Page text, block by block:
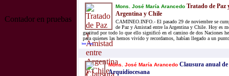
Contador en pruebas
Mons. José María Arancedo Tratado de Paz
Argentina y Chile
CAMINEO.INFO.- El pasado 29 de noviembre se
de Paz y Amistad entre la Argentina y Chile. Hoy es
gratitud por todo lo que ello significó en el camino de dos Naciones
para quienes las hemos vivido y recordamos, habían llegado a un
leer mas...
Mons. José María Arancedo Clausura anual
Arquidiocesana